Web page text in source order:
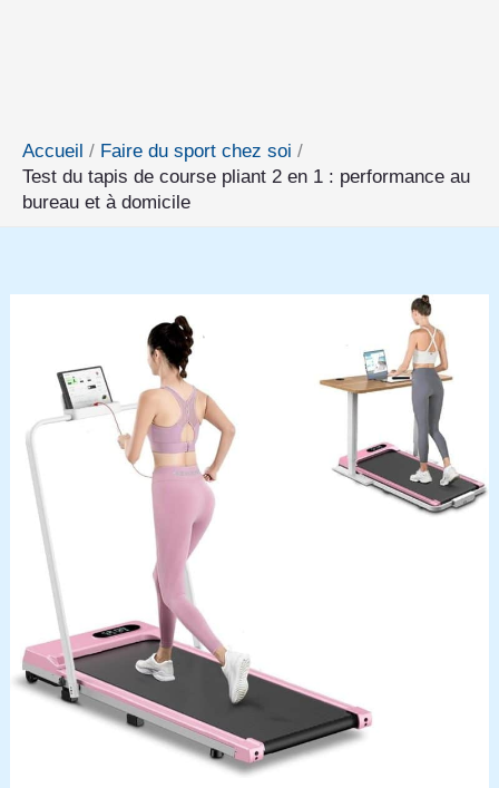
Accueil
Faire du sport chez soi
Test du tapis de course pliant 2 en 1 : performance au
bureau et à domicile